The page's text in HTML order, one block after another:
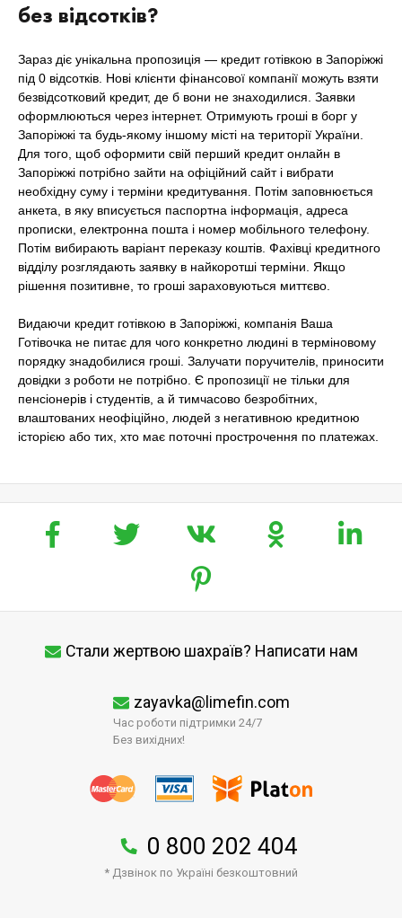
без відсотків?
Зараз діє унікальна пропозиція — кредит готівкою в Запоріжжі
під 0 відсотків. Нові клієнти фінансової компанії можуть взяти
безвідсотковий кредит, де б вони не знаходилися. Заявки
оформлюються через інтернет. Отримують гроші в борг у
Запоріжжі та будь-якому іншому місті на території України.
Для того, щоб оформити свій перший кредит онлайн в
Запоріжжі потрібно зайти на офіційний сайт і вибрати
необхідну суму і терміни кредитування. Потім заповнюється
анкета, в яку вписується паспортна інформація, адреса
прописки, електронна пошта і номер мобільного телефону.
Потім вибирають варіант переказу коштів. Фахівці кредитного
відділу розглядають заявку в найкоротші терміни. Якщо
рішення позитивне, то гроші зараховуються миттєво.
Видаючи кредит готівкою в Запоріжжі, компанія Ваша
Готівочка не питає для чого конкретно людині в терміновому
порядку знадобилися гроші. Залучати поручителів, приносити
довідки з роботи не потрібно. Є пропозиції не тільки для
пенсіонерів і студентів, а й тимчасово безробітних,
влаштованих неофіційно, людей з негативною кредитною
історією або тих, хто має поточні прострочення по платежах.
Стали жертвою шахраїв? Написати нам
zayavka@limefin.com
Час роботи підтримки 24/7
Без вихідних!
0 800 202 404
* Дзвінок по Україні безкоштовний